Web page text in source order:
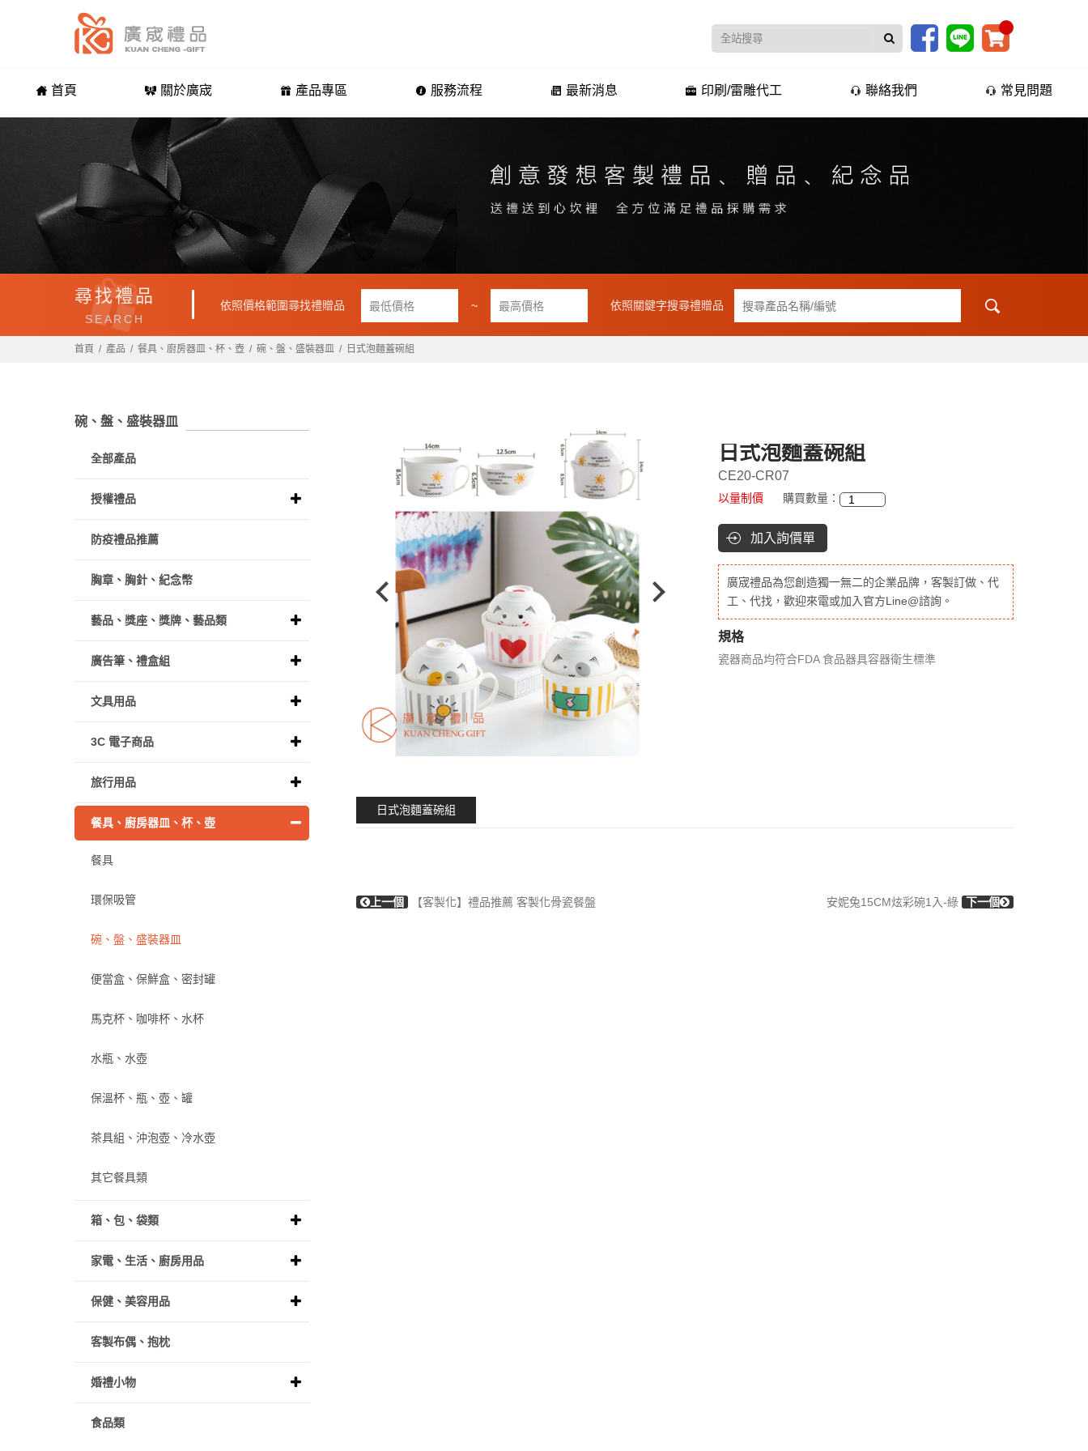
首頁 關於廣宬 產品專區 服務流程 最新消息 印刷/雷雕代工 聯絡我們 常見問題
尋找禮品
SEARCH
依照價格範圍尋找禮贈品 ~ 依照關鍵字搜尋禮贈品
首頁 產品 餐具、廚房器皿、杯、壺 碗、盤、盛裝器皿 日式泡麵蓋碗組
日式泡麵蓋碗組
CE20-CR07
以量制價 購買數量：
加入詢價單
廣宬禮品為您創造獨一無二的企業品牌，客製訂做、代
工、代找，歡迎來電或加入官方Line@諮詢。
規格
瓷器商品均符合FDA 食品器具容器衛生標準
日式泡麵蓋碗組
上一個 【客製化】禮品推薦 客製化骨瓷餐盤 安妮兔15CM炫彩碗1入-綠 下一個
碗、盤、盛裝器皿
全部產品
授權禮品
防疫禮品推薦
胸章、胸針、紀念幣
藝品、獎座、獎牌、藝品類
廣告筆、禮盒組
文具用品
3C 電子商品
旅行用品
餐具、廚房器皿、杯、壺
餐具
環保吸管
碗、盤、盛裝器皿
便當盒、保鮮盒、密封罐
馬克杯、咖啡杯、水杯
水瓶、水壺
保溫杯、瓶、壺、罐
茶具組、沖泡壺、冷水壺
其它餐具類
箱、包、袋類
家電、生活、廚房用品
保健、美容用品
客製布偶、抱枕
婚禮小物
食品類